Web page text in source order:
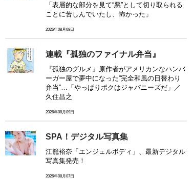
「表層的な部分を見て“悪”として切り取られる
ことに苦しんでいたし、怖かった」
2026年08月09日
連載『孤独のファイナル弁当』
『孤独のグルメ』原作者がアメリカンなハンバ
ーガー屋で夢中になった“完全和風の日替わり
弁当”…「やっぱりボクはジャパニーズだ」／
久住昌之
2026年08月09日
SPA！デジタル写真集
江籠裕奈「エンジェルボディ」、最新デジタル
写真集発売！
2026年08月07日